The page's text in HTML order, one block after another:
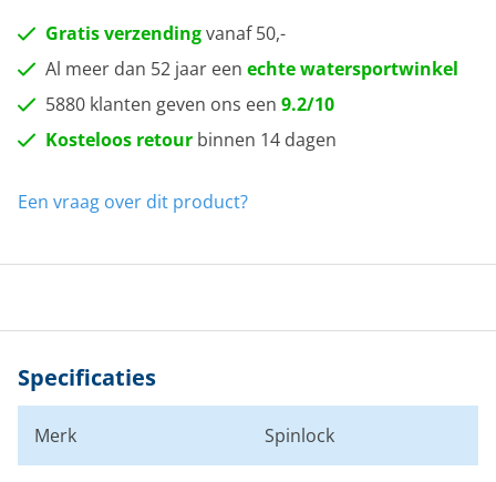
Gratis verzendingvanaf 50,-
Al meer dan 52 jaar een echte watersportwinkel
5880 klanten geven ons een 9.2/10
Kosteloos retour binnen 14 dagen
Een vraag over dit product?
Specificaties
Merk Spinlock